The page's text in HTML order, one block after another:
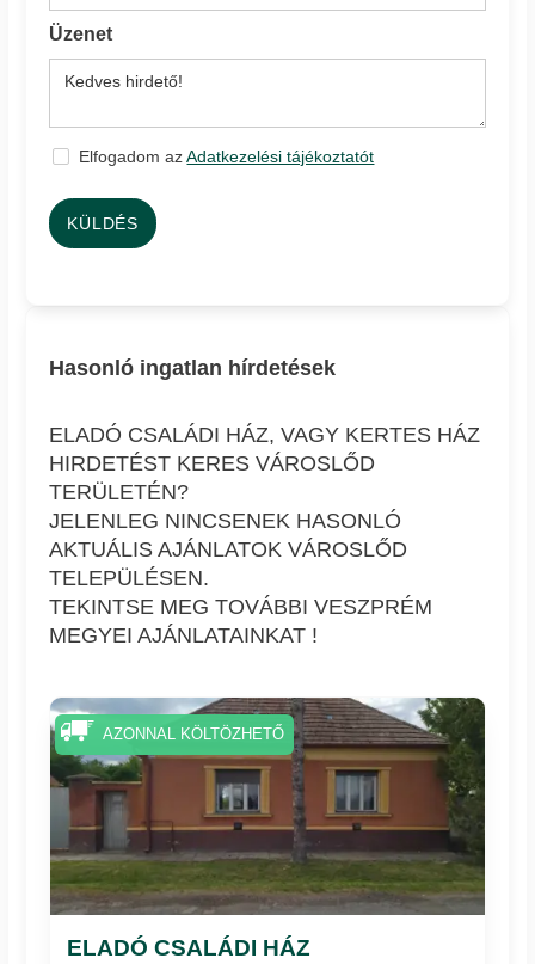
Üzenet
Elfogadom azAdatkezelési tájékoztatót
KÜLDÉS
Hasonló ingatlan hírdetések
ELADÓ CSALÁDI HÁZ, VAGY KERTES HÁZ
HIRDETÉST KERES VÁROSLŐD
TERÜLETÉN?
JELENLEG NINCSENEK HASONLÓ
AKTUÁLIS AJÁNLATOK VÁROSLŐD
TELEPÜLÉSEN.
TEKINTSE MEG TOVÁBBI VESZPRÉM
MEGYEI AJÁNLATAINKAT !
ELADÓ CSALÁDI HÁZ
AZONNAL KÖLTÖZHETŐ